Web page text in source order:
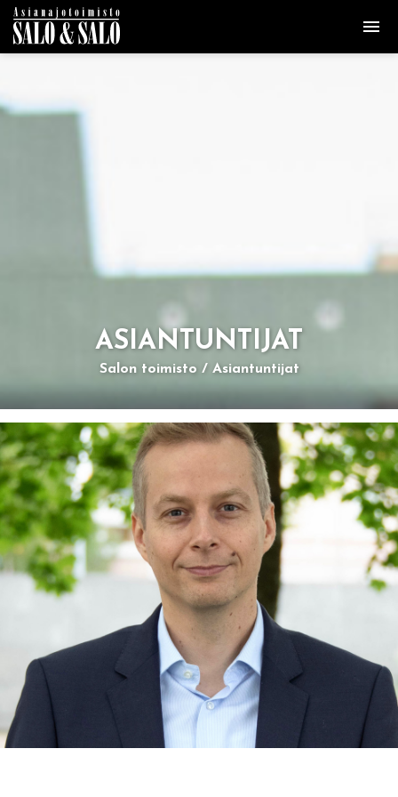
ASIAN­TUN­TI­JAT
Salon toimisto Asiantuntijat